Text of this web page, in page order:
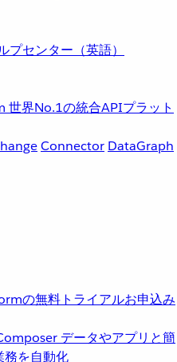
プセンター（英語）
世界No.1の統合APIプラット
Connector DataGraph
の無料トライアルお申込み
データやアプリと簡
務を自動化